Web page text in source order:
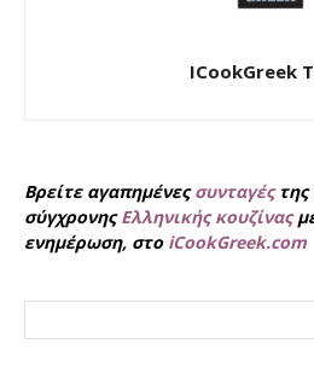
ICookGreek
Βρείτε αγαπημένεςσυνταγέςτης
σύγχρονηςΕλληνικής κουζίνας
ενημέρωση, στο iCookGreek.com